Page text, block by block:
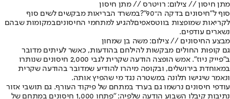
מתן חיסון // צילום: רויטרס // מתן חיסון
סוף ל"חיסונים בדקה ה־90"?
במשרד הבריאות מבקשים לשים סוף
לקריאות שמופצות בווטסאפיםלהגיע למתחמי החיסוניםבמקומות שבהם
נשארים עודפים.
מבצע החיסונים // צילום: משה בן שמחון
גם קופות החולים מבקשות להילחם בהודעות, כאשר לעיתים מדובר
ב"פייק ניוז". אמש הופצה הודעה שקרית לגבי 2,000 חיסונים שנותרו
במאוחדת בירושלים, ובקופה מיהרו להודיע שמדובר בהודעה שקרית
ונאמר שיגישו תלונה במשטרה נגד מי שהפיץ אותה.
עודפי חיסונים נרשמו גם בערד במתחם של פיקוד העורף. גם תושבי אזור
נתיבות קיבלו השבוע הודעה שלפיה: "פתחו 1,000 חיסונים במתחם של